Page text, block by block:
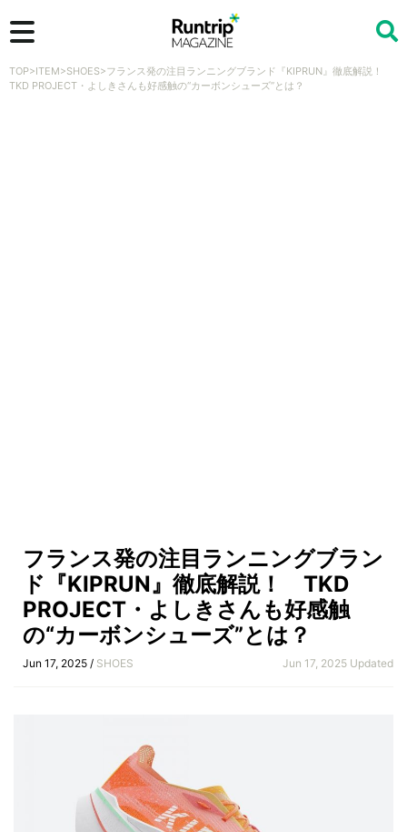
検索
TOP>ITEM>SHOES>フランス発の注目ランニングブランド『KIPRUN』徹底解説！
TKD PROJECT・よしきさんも好感触の“カーボンシューズ”とは？
フランス発の注目ランニングブラン
ド『KIPRUN』徹底解説！ TKD
PROJECT・よしきさんも好感触
の“カーボンシューズ”とは？
Jun 17, 2025 / SHOES Jun 17, 2025 Updated